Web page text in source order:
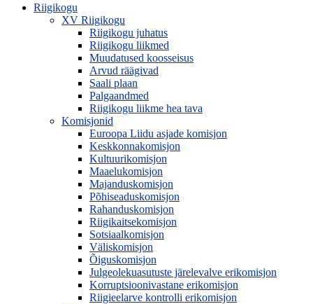
Riigikogu
XV Riigikogu
Riigikogu juhatus
Riigikogu liikmed
Muudatused koosseisus
Arvud räägivad
Saali plaan
Palgaandmed
Riigikogu liikme hea tava
Komisjonid
Euroopa Liidu asjade komisjon
Keskkonnakomisjon
Kultuurikomisjon
Maaelukomisjon
Majanduskomisjon
Põhiseaduskomisjon
Rahanduskomisjon
Riigikaitsekomisjon
Sotsiaalkomisjon
Väliskomisjon
Õiguskomisjon
Julgeolekuasutuste järelevalve erikomisjon
Korruptsioonivastane erikomisjon
Riigieelarve kontrolli erikomisjon